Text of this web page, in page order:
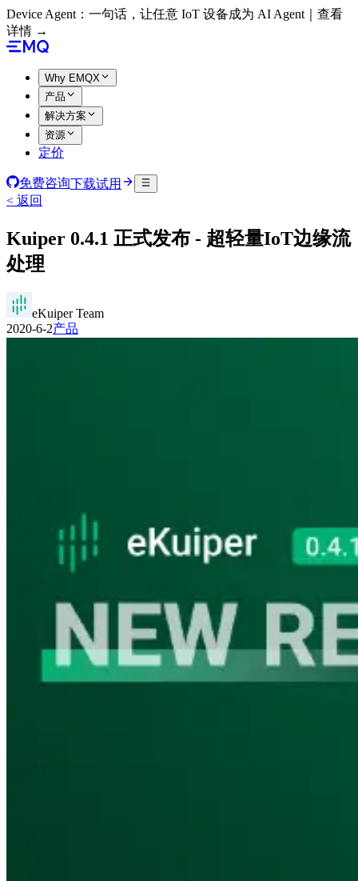
Device Agent：一句话，让任意 IoT 设备成为 AI Agent｜查看
详情 →
Why EMQX
产品
解决方案
资源
定价
免费咨询下载试用
< 返回
Kuiper 0.4.1 正式发布 - 超轻量IoT边缘流
处理
eKuiper Team
2020-6-2产品